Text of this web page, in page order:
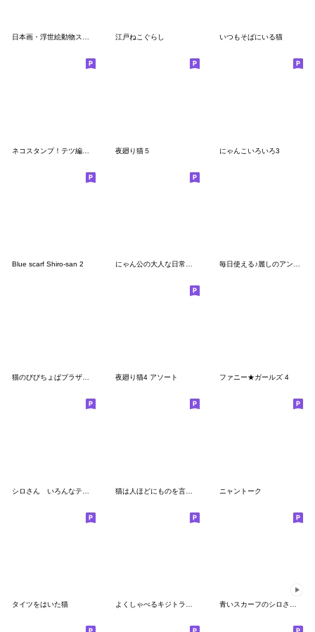
日本画・浮世絵動物スタンプ 江戸ねこぐらし いつもそばにいる猫
夜廻り猫５ にゃんこいろいろ3
Blue scarf Shiro-san 2
猫のびびちょぱブラザーズ パート2 夜廻り猫4 アソート ファニー★ガールズ 4
ニャントーク
タイツをはいた猫